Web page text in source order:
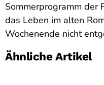
Sommerprogramm der
das Leben im alten
Wochenende nicht
Ähnliche Artikel